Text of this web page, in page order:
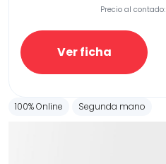
Precio al contado:
Ver ficha
100% Online Segunda mano